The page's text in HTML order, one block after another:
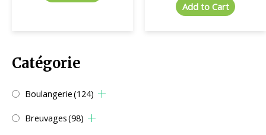
Catégorie
Boulangerie(124)
Breuvages(98)
Add to Cart